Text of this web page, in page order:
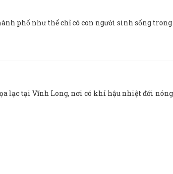
phố như thể chỉ có con người sinh sống trong
lạc tại Vĩnh Long, nơi có khí hậu nhiệt đới